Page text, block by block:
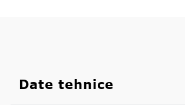
Date tehnice